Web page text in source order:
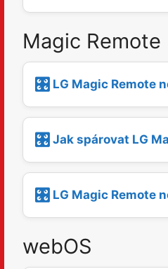
Magic Remote
🎛️ LG Magic Remote
🎛️ Jak spárovat LG
🎛️ LG Magic Remote
webOS